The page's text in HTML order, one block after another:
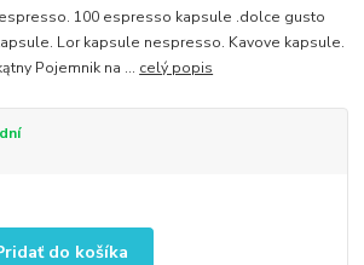
100 espresso kapsule .dolce gusto
Lor kapsule nespresso. Kavove kapsule.
Pojemnik na ... celý popis
do košíka